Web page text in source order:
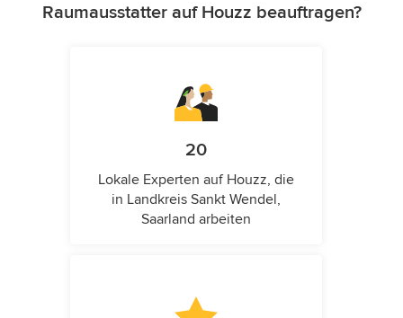
Raumausstatter auf Houzz beauftragen?
20
Lokale Experten auf Houzz, die
in Landkreis Sankt Wendel,
Saarland arbeiten